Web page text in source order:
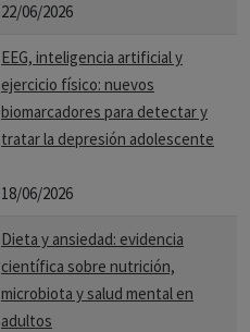
22/06/2026
EEG, inteligencia artificial y
ejercicio físico: nuevos
biomarcadores para detectar y
tratar la depresión adolescente
18/06/2026
Dieta y ansiedad: evidencia
científica sobre nutrición,
microbiota y salud mental en
adultos